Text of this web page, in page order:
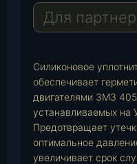
a
m
A
p
i
l
Для
Силиконовое
обеспечивает
двигателями ЗМЗ
устанавливаемых на
Предотвращает
оптимальное
увеличивает срок